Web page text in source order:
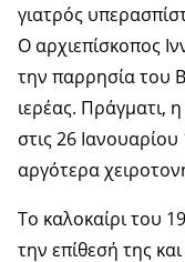
γιατρός
Ο αρχιεπίσκοπος
την παρρησία του
ιερέας. Πράγματι,
στις 26
αργότερα
Το καλοκαίρι του
την επίθεσή της